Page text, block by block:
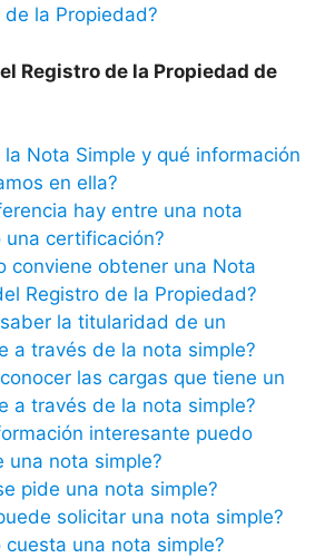
de la Propiedad?
Registro de la Propiedad de
la Nota Simple y qué información
en ella?
hay entre una nota
una certificación?
conviene obtener una Nota
Registro de la Propiedad?
la titularidad de un
a través de la nota simple?
las cargas que tiene un
a través de la nota simple?
interesante puedo
una nota simple?
pide una nota simple?
solicitar una nota simple?
cuesta una nota simple?